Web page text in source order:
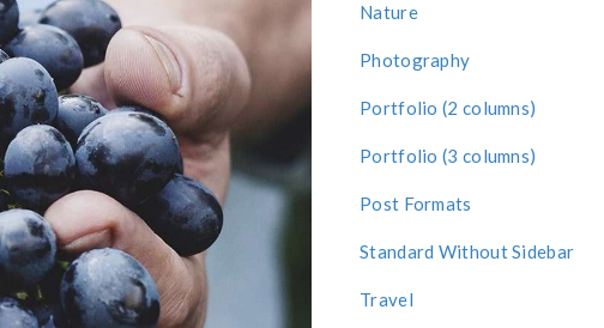
Nature
Photography
Portfolio (2 columns)
Portfolio (3 columns)
Post Formats
Standard Without Sidebar
Travel